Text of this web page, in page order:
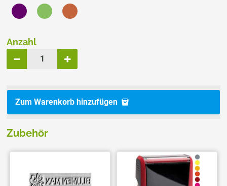
Anzahl
Zum Warenkorb hinzufügen
Zubehör